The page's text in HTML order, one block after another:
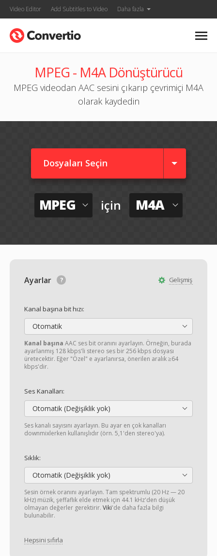
Video Editor Add Subtitles to Video Daha fazla
MPEG - M4A Dönüştürücü
MPEG videodan AAC sesini çıkarıp çevrimiçi M4A
olarak kaydedin
Dosyaları Seçin
MPEG için M4A
Gelişmiş
Ayarlar
Kanal başına bit hızı:
Otomatik
Kanal başına AAC ses bit oranını ayarlayın. Örneğin, burada
ayarlanmış 128 kbps'li stereo ses bir 256 kbps dosyası
üretecektir. Eğer "Özel" e ayarlanırsa, önerilen aralık ≥64
kbps'dir.
Ses Kanalları:
Otomatik (Değişiklik yok)
Ses kanalı sayısını ayarlayın. Bu ayar en çok kanalları
downmixlerken kullanışlıdır (örn. 5,1'den stereo'ya).
Sıklık:
Otomatik (Değişiklik yok)
Sesin örnek oranını ayarlayın. Tam spektrumlu (20 Hz — 20
kHz) müzik, şeffaflık elde etmek için 44.1 kHz'den düşük
olmayan değerler gerektirir. Viki'de daha fazla bilgi
bulunabilir.
Hepsini sıfırla